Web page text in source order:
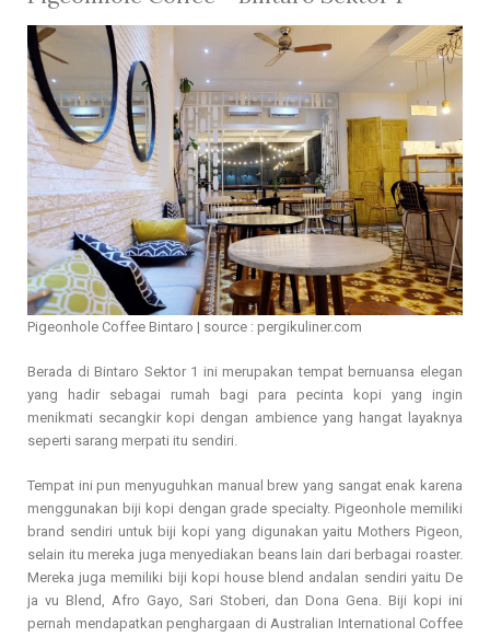
Pigeonhole Coffee Bintaro | source : pergikuliner.com
Berada di Bintaro Sektor 1 ini merupakan tempat bernuansa elegan
yang hadir sebagai rumah bagi para pecinta kopi yang ingin
menikmati secangkir kopi dengan ambience yang hangat layaknya
seperti sarang merpati itu sendiri.
Tempat ini pun menyuguhkan manual brew yang sangat enak karena
menggunakan biji kopi dengan grade specialty. Pigeonhole memiliki
brand sendiri untuk biji kopi yang digunakan yaitu Mothers Pigeon,
selain itu mereka juga menyediakan beans lain dari berbagai roaster.
Mereka juga memiliki biji kopi house blend andalan sendiri yaitu De
ja vu Blend, Afro Gayo, Sari Stoberi, dan Dona Gena. Biji kopi ini
pernah mendapatkan penghargaan di Australian International Coffee